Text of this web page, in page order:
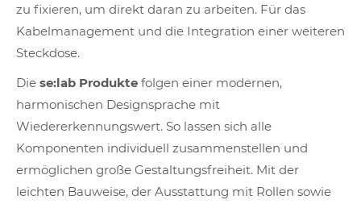
zu fixieren, um direkt daran zu arbeiten. Für das
Kabelmanagement und die Integration einer weiteren
Steckdose.
Die se:lab Produkte folgen einer modernen,
harmonischen Designsprache mit
Wiedererkennungswert. So lassen sich alle
Komponenten individuell zusammenstellen und
ermöglichen große Gestaltungsfreiheit. Mit der
leichten Bauweise, der Ausstattung mit Rollen sowie